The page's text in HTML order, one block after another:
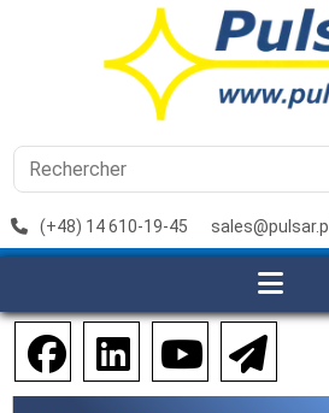
(+48) 14 610-19-45 sales@pulsar.pl